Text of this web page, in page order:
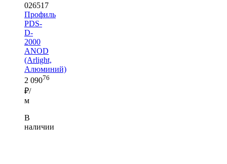
026517
Профиль
PDS-
D-
2000
ANOD
(Arlight,
Алюминий)
2 09076
₽/
м
В
наличии